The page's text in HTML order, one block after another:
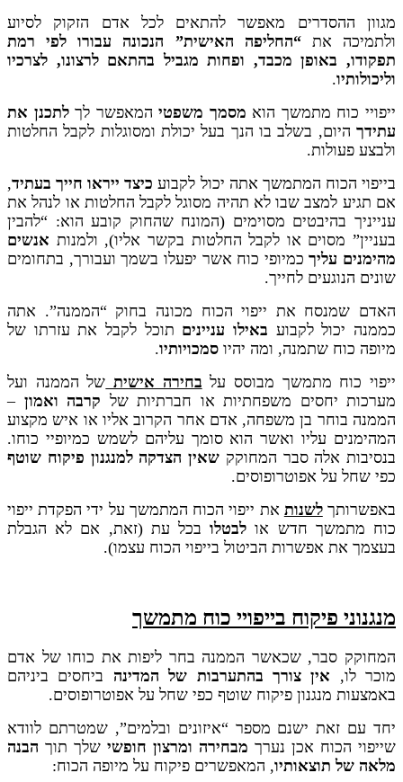
מגוון ההסדרים מאפשר להתאים לכל אדם הזקוק לסיוע
ולתמיכה את“החליפה האישית” הנכונה עבורו לפי רמת
תפקודו, באופן מכבד, ופחות מגביל בהתאם לרצונו, לצרכיו
וליכולותיו.
ייפויי כוח מתמשך הוא מסמך משפטי המאפשר לךלתכנן את
עתידך היום, בשלב בו הנך בעל יכולת ומסוגלות לקבל החלטות
ולבצע פעולות.
בייפוי הכוח המתמשך אתה יכול לקבוע כיצד ייראו חייך בעתיד,
אם תגיע למצב שבו לא תהיה מסוגל לקבל החלטות או לנהל את
ענייניך בהיבטים מסוימים (המונח שהחוק קובע הוא: “להבין
בעניין” מסוים או לקבל החלטות בקשר אליו), ולמנות אנשים
מהימנים עליך כמיופי כוח אשר יפעלו בשמך ועבורך, בתחומים
שונים הנוגעים לחייך.
האדם שמנסח את ייפוי הכוח מכונה בחוק “הממנה”. אתה
כממנה יכול לקבוע באילו עניינים תוכל לקבל את עזרתו של
מיופה כוח שתמנה, ומה יהיו סמכויותיו.
ייפוי כוח מתמשך מבוסס על בחירה אישית של הממנה ועל
מערכות יחסים משפחתיות או חברתיות של קרבה ואמון–
הממנה בוחר בן משפחה, אדם אחר הקרוב אליו או איש מקצוע
המהימנים עליו ואשר הוא סומך עליהם לשמש כמיופיי כוחו.
בנסיבות אלה סבר המחוקק שאין הצדקה למנגנון פיקוח שוטף
כפי שחל על אפוטרופוסים.
באפשרותךלשנות את ייפוי הכוח המתמשך על ידי הפקדת ייפוי
כוח מתמשך חדש או לבטלובכל עת (זאת, אם לא הגבלת
בעצמך את אפשרות הביטול בייפוי הכוח עצמו).
מנגנוני פיקוח בייפויי כוח מתמשך
המחוקק סבר, שכאשר הממנה בחר ליפות את כוחו של אדם
מוכר לו, אין צורך בהתערבות של המדינה ביחסים ביניהם
באמצעות מנגנון פיקוח שוטף כפי שחל על אפוטרופוסים.
יחד עם זאת ישנם מספר “איזונים ובלמים”, שמטרתם לוודא
שייפוי הכוח אכן נערך מבחירה ומרצון חופשי שלך תוך הבנה
מלאה של תוצאותיו, המאפשרים פיקוח על מיופה הכוח: